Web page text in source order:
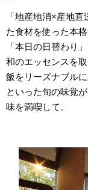
「地産地消×産地
た食材を使った本
「本日の日替わり
和のエッセンスを
飯をリーズナブル
といった旬の味覚
味を満喫して。